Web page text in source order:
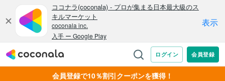
会員登録で10％割引クーポンを獲得！